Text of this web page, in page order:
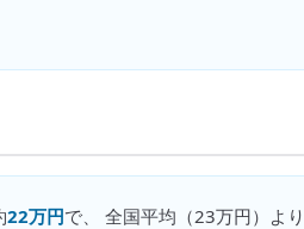
22万円で、 全国平均（23万円）より